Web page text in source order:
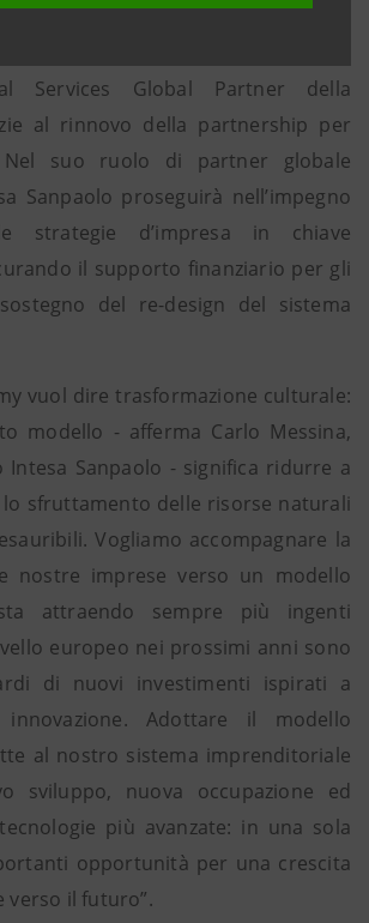
promotore della transizione
Services Global Partner della
al rinnovo della partnership per
suo ruolo di partner globale
Sanpaolo proseguirà nell’impegno
strategie d’impresa in chiave
il supporto finanziario per gli
del re-design del sistema
vuol dire trasformazione culturale:
modello - afferma Carlo Messina,
Intesa Sanpaolo - significa ridurre a
sfruttamento delle risorse naturali
Vogliamo accompagnare la
nostre imprese verso un modello
attraendo sempre più ingenti
europeo nei prossimi anni sono
di nuovi investimenti ispirati a
Adottare il modello
al nostro sistema imprenditoriale
sviluppo, nuova occupazione ed
più avanzate: in una sola
opportunità per una crescita
verso il futuro”.